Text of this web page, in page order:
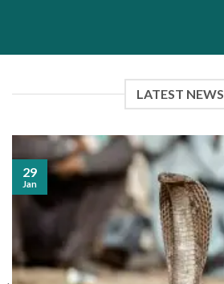
LATEST NEWS
29
Jan